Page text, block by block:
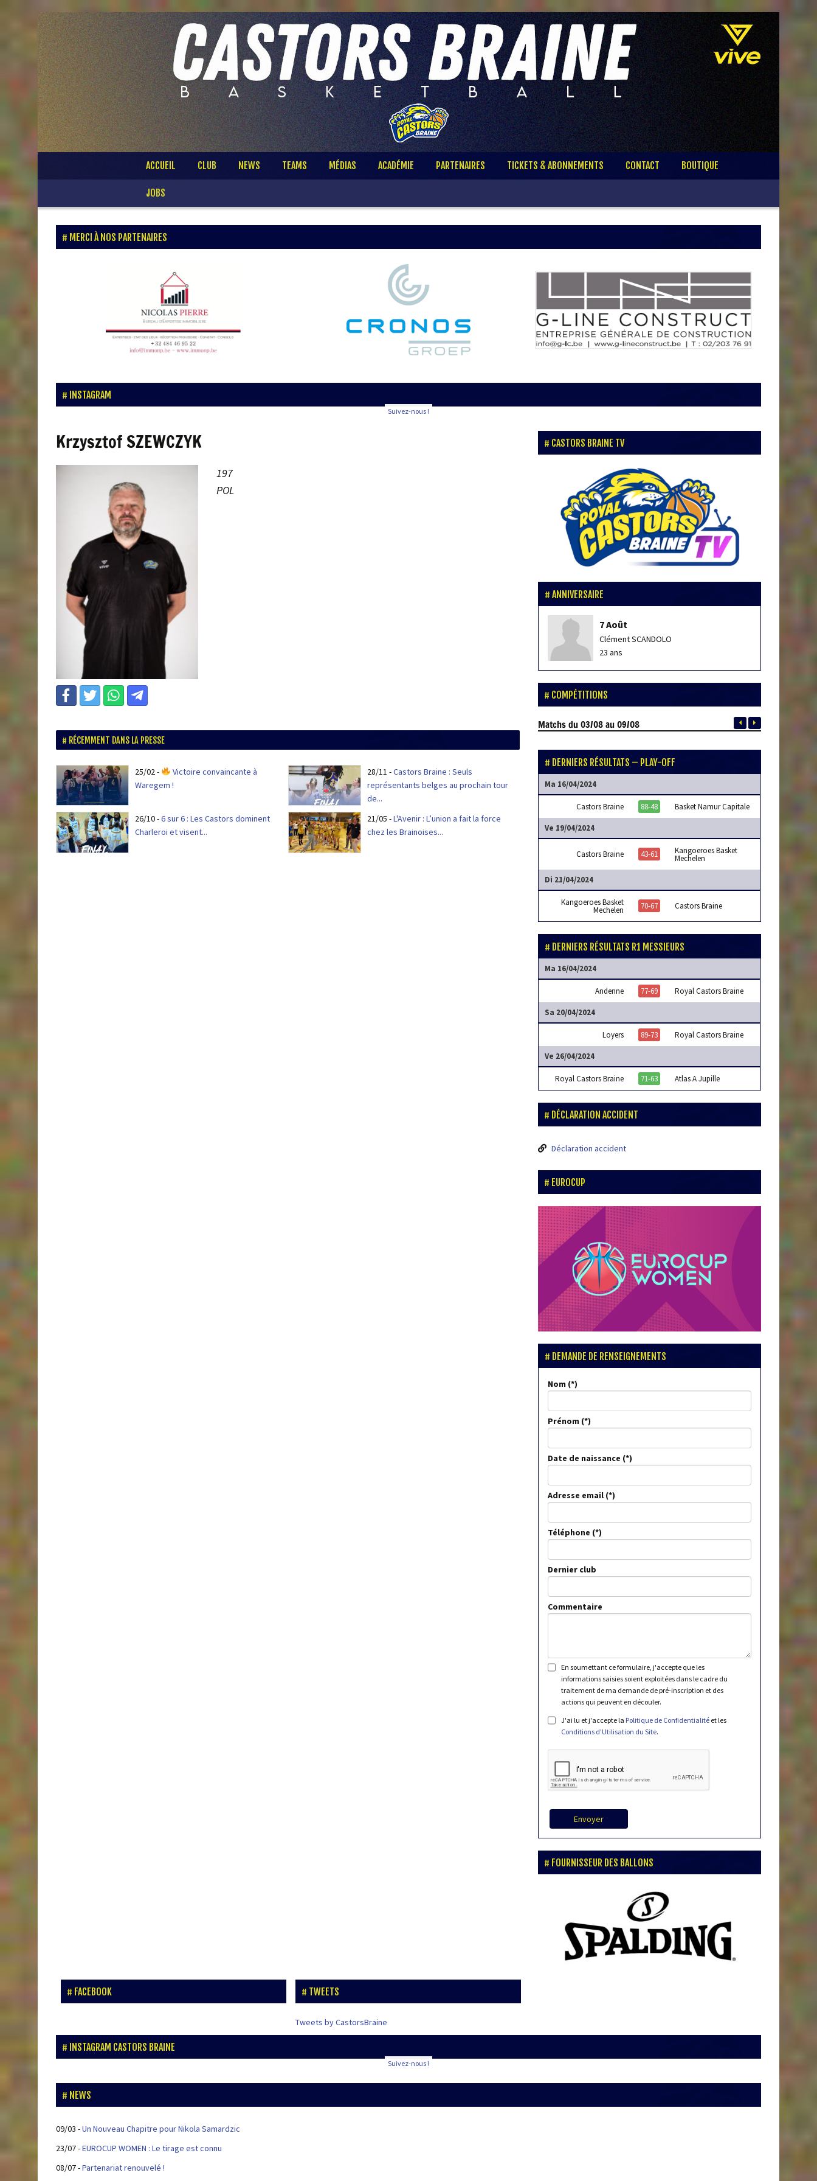
Passer
ACCUEIL CLUB NEWS TEAMS MÉDIAS ACADÉMIE PARTENAIRES TICKETS & ABONNEMENTS CONTACT BOUTIQUE
JOBS
MERCI À NOS PARTENAIRES
INSTAGRAM
Suivez-nous !
Krzysztof SZEWCZYK
197
POL
RÉCEMMENT DANS LA PRESSE
25/02-
Victoire convaincante à
Waregem !
28/11 -Castors Braine : Seuls
représentants belges au prochain tour
de...
26/10-6 sur 6 : Les Castors dominent
Charleroi et visent...
21/05 -L'Avenir : L’union a fait la force
chez les Brainoises...
CASTORS BRAINE TV
ANNIVERSAIRE
7 Août
Clément SCANDOLO
23 ans
COMPÉTITIONS
Matchsdu 03/08 au 09/08
DERNIERS RÉSULTATS – PLAY-OFF
Ma 16/04/2024
Castors Braine 88-48 Basket Namur Capitale
Ve 19/04/2024
Castors Braine 43-61 Kangoeroes Basket
Mechelen
Di 21/04/2024
Kangoeroes Basket
Mechelen 70-67 Castors Braine
DERNIERS RÉSULTATS R1 MESSIEURS
Ma 16/04/2024
Andenne 77-69 Royal Castors Braine
Sa 20/04/2024
Loyers 89-73 Royal Castors Braine
Ve 26/04/2024
Royal Castors Braine 71-63 Atlas A Jupille
DÉCLARATION ACCIDENT
Déclaration accident
EUROCUP
DEMANDE DE RENSEIGNEMENTS
Nom
Prénom
Date de naissance
Adresse email
Téléphone
Dernier club
Commentaire
En soumettant ce formulaire, j'accepte que les
informations saisies soient exploitées dans le cadre du
traitement de ma demande de pré-inscription et des
actions qui peuvent en découler.
J'ai lu et j'accepte la Politique de Confidentialité et les
Conditions d'Utilisation du Site.
Envoyer
FOURNISSEUR DES BALLONS
FACEBOOK TWEETS
Tweets by CastorsBraine
INSTAGRAM CASTORS BRAINE
Suivez-nous !
NEWS
09/03 -Un Nouveau Chapitre pour Nikola Samardzic
23/07-EUROCUP WOMEN : Le tirage est connu
08/07-Partenariat renouvelé !